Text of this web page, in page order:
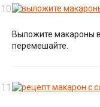
Выложите макароны
перемешайте.